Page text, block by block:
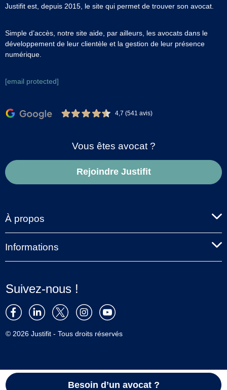
Besoin d’un avocat ?
Justifit est, depuis 2015, le site qui permet de trouver son avocat.
Simple d’accès, notre site aide, par ailleurs, les avocats dans le
développement de leur clientèle et la gestion de leur présence
numérique.
[email protected]
4,7 (541 avis)
Vous êtes avocat ?
Rejoindre Justifit
À propos
Informations
Suivez-nous !
© 2026 Justifit - Tous droits réservés